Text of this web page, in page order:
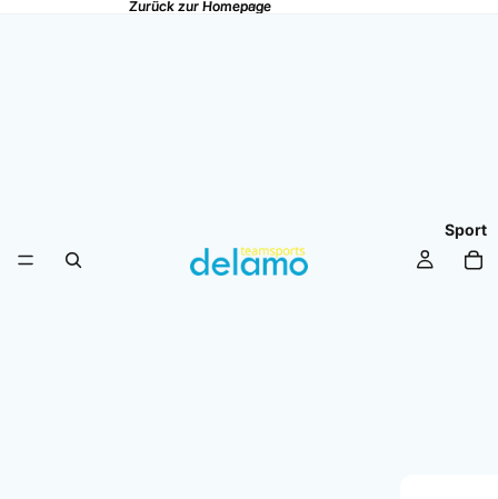
Zurück zur Homepage
Zurück zur Homepage
Sport